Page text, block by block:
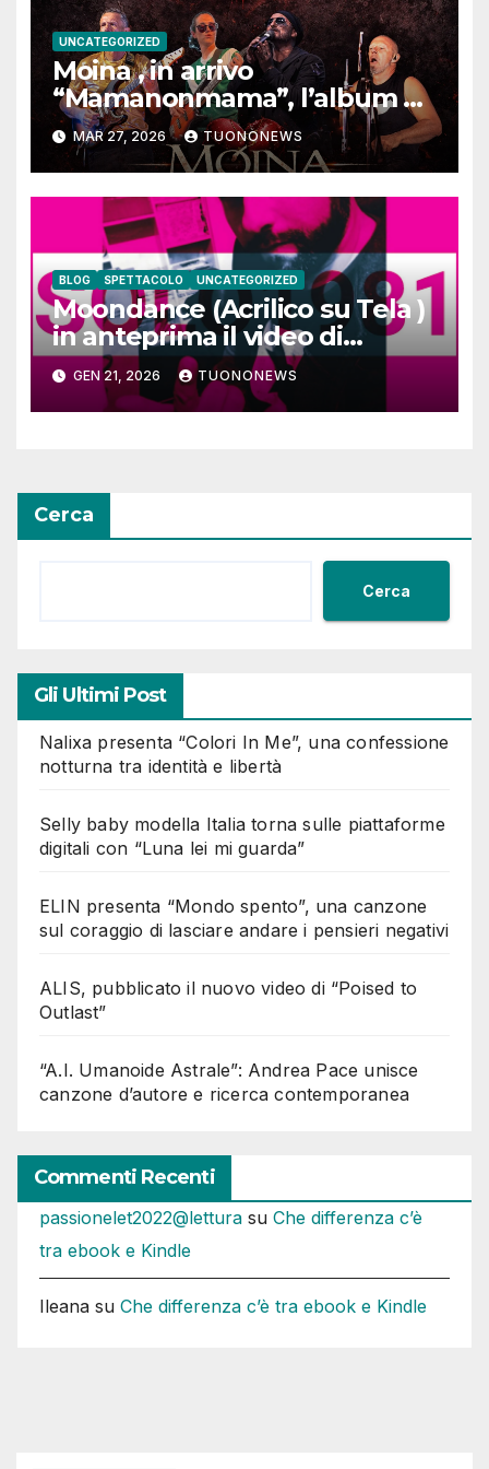
UNCATEGORIZED
Moina , in arrivo
“Mamanonmama”, l’album di
debutto per Ghost Record
MAR 27, 2026 TUONONEWS
BLOG SPETTACOLO UNCATEGORIZED
Moondance (Acrilico su Tela )
in anteprima il video di
SOLO1981
GEN 21, 2026 TUONONEWS
Cerca
Cerca
Gli Ultimi Post
Nalixa presenta “Colori In Me”, una confessione
notturna tra identità e libertà
Selly baby modella Italia torna sulle piattaforme
digitali con “Luna lei mi guarda”
ELIN presenta “Mondo spento”, una canzone
sul coraggio di lasciare andare i pensieri negativi
ALIS, pubblicato il nuovo video di “Poised to
Outlast”
“A.I. Umanoide Astrale”: Andrea Pace unisce
canzone d’autore e ricerca contemporanea
Commenti Recenti
passionelet2022@lettura su Che differenza c’è
tra ebook e Kindle
Ileana su Che differenza c’è tra ebook e Kindle